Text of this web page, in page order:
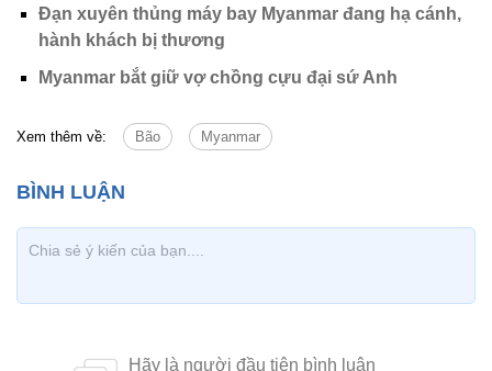
Đạn xuyên thủng máy bay Myanmar đang hạ cánh,
hành khách bị thương
Myanmar bắt giữ vợ chồng cựu đại sứ Anh
Xem thêm về: Bão Myanmar